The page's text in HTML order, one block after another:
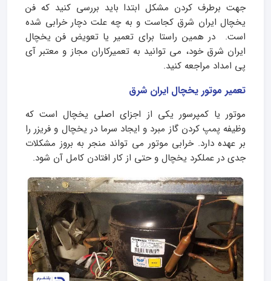
جهت برطرف کردن مشکل ابتدا باید بررسی کنید که فن
یخچال ایران شرق کجاست و به چه علت دچار خرابی شده
است. در همین راستا برای تعمیر یا تعویض فن یخچال
ایران شرق خود، می توانید به تعمیرکاران مجاز و معتبر آی
پی امداد مراجعه کنید.
تعمیر موتور یخچال ایران شرق
موتور یا کمپرسور یکی از اجزای اصلی یخچال است که
وظیفه پمپ کردن گاز مبرد و ایجاد سرما در یخچال و فریزر را
بر عهده دارد. خرابی موتور می‌ تواند منجر به بروز مشکلات
جدی در عملکرد یخچال و حتی از کار افتادن کامل آن شود.